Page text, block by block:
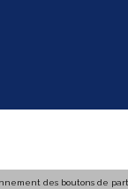
des boutons de